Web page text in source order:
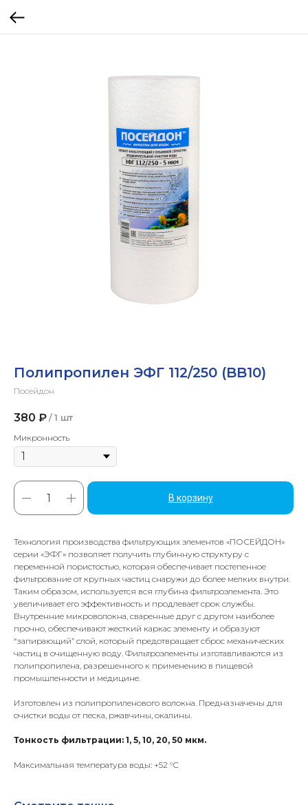
Полипропилен ЭФГ 112/250 (BB10)
Посейдон
380 ₽ / 1 шт
Микронность
В корзину
Технология производства фильтрующих элементов «ПОСЕЙДОН»
серии «ЭФГ» позволяет получить глубинную структуру с
переменной пористостью, которая обеспечивает постепенное
фильтрование от крупных частиц снаружи до более мелких внутри.
Таким образом, используется вся глубина фильтроэлемента. Это
увеличивает его эффективность и продлевает срок службы.
Внутренние микроволокна, сваренные друг с другом наиболее
прочно, обеспечивают жесткий каркас элементу и образуют
“запирающий” слой, который предотвращает сброс механических
частиц в очищенную воду. Фильтроэлементы изготавливаются из
полипропилена, разрешенного к применению в пищевой
промышленности и медицине.
Изготовлен из полипропиленового волокна. Предназначены для
очистки воды от песка, ржавчины, окалины.
Тонкость фильтрации: 1, 5, 10, 20, 50 мкм.
Максимальная температура воды: +52 °С